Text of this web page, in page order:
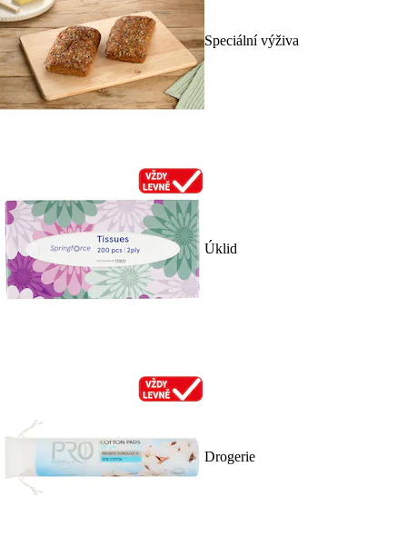
Speciální výživa
Úklid
Drogerie